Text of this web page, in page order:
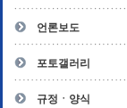
- 전문수련감독자
- 전문수련기관
언론보도
포토갤러리
규정ㆍ양식